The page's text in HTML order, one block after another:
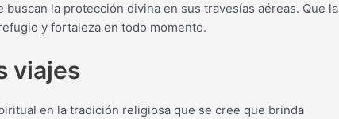
la protección divina en sus travesías aéreas. Que la
y fortaleza en todo momento.
viajes
en la tradición religiosa que se cree que brinda